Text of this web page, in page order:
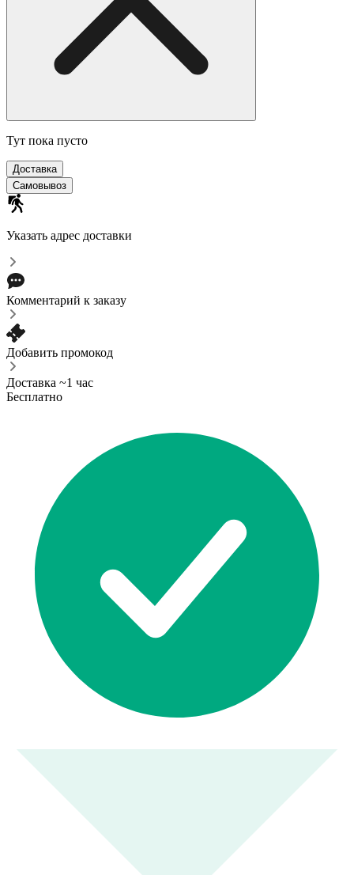
Тут пока пусто
Доставка
Самовывоз
Указать адрес доставки
Комментарий к заказу
Добавить промокод
Доставка ~1 час
Бесплатно